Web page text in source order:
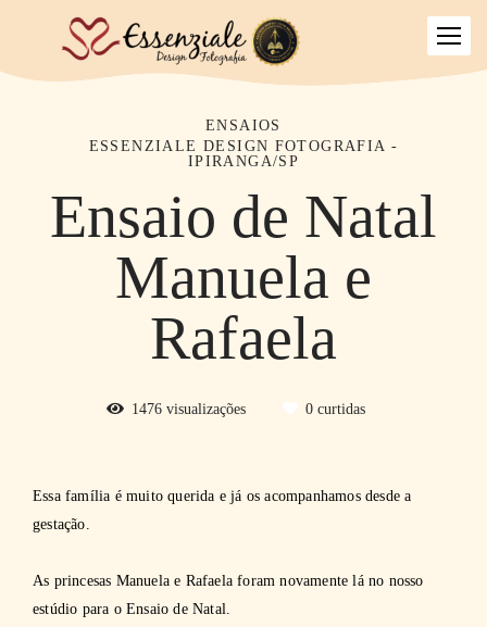
ENSAIOS
ESSENZIALE DESIGN FOTOGRAFIA -
IPIRANGA/SP
Ensaio de Natal
Manuela e
Rafaela
1476visualizações 0curtidas
Essa família é muito querida e já os acompanhamos desde a
gestação.
As princesas Manuela e Rafaela foram novamente lá no nosso
estúdio para o Ensaio de Natal.